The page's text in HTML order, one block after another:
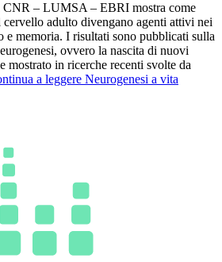
CNR – LUMSA – EBRI mostra come
cervello adulto divengano agenti attivi nei
e memoria. I risultati sono pubblicati sulla
ovvero la nascita di nuovi
mostrato in ricerche recenti svolte da
a leggere Neurogenesi a vita